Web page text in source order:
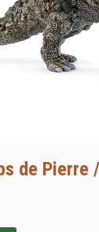
de Pierre